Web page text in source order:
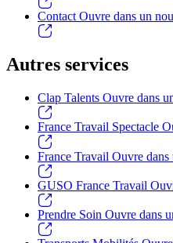
Contact Ouvre dans un
Autres services
Clap Talents Ouvre dans
France Travail Spectacle
France Travail Ouvre
GUSO France Travail
Prendre Soin Ouvre dans